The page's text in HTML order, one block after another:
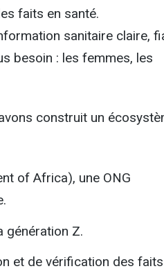
faits en santé.
sanitaire claire,
besoin : les femmes, les
construit un
of Africa), une ONG
génération Z.
et de vérification des